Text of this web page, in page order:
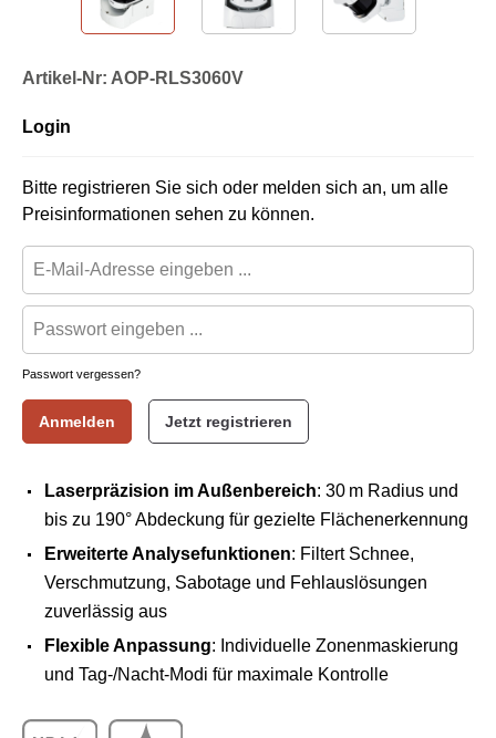
Artikel-Nr: AOP-RLS3060V
Login
Bitte registrieren Sie sich oder melden sich an, um alle
Preisinformationen sehen zu können.
Passwort vergessen?
Anmelden Jetzt registrieren
Laserpräzision im Außenbereich: 30 m Radius und
bis zu 190° Abdeckung für gezielte Flächenerkennung
Erweiterte Analysefunktionen: Filtert Schnee,
Verschmutzung, Sabotage und Fehlauslösungen
zuverlässig aus
Flexible Anpassung: Individuelle Zonenmaskierung
und Tag-/Nacht-Modi für maximale Kontrolle